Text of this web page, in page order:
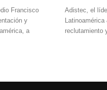
Francisco
y
a
Adistec, el
reclutamiento